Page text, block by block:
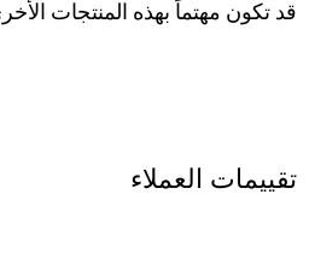
قد تكون مهتماً بهذه المنتجات
تقييمات العملاء